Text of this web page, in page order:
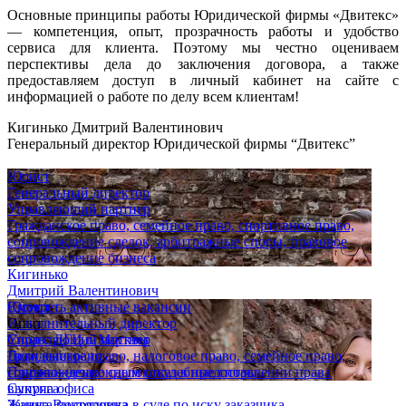
Основные принципы работы Юридической фирмы «Двитекс»
— компетенция, опыт, прозрачность работы и удобство
сервиса для клиента. Поэтому мы честно оцениваем
перспективы дела до заключения договора, а также
предоставляем доступ в личный кабинет на сайте с
информацией о работе по делу всем клиентам!
Кигинько Дмитрий Валентинович
Генеральный директор Юридической фирмы “Двитекс”
Юрист
Генеральный директор
Управляющий партнер
Гражданское право, семейное право, спортивное право,
сопровождение сделок, арбитражные споры, правовое
сопровождение бизнеса
Кигинько
Дмитрий Валентинович
Юрист
Исполнительный директор
Управляющий партнер
Гражданское право, налоговое право, семейное право,
сопровождение сделок, судебные споры
Супряга
Смотреть активные вакансии
Опыт
Спор с ДГИ г. Москвы
Дело выиграно
Признан незаконным отказ в предоставлении права
выкупа офиса